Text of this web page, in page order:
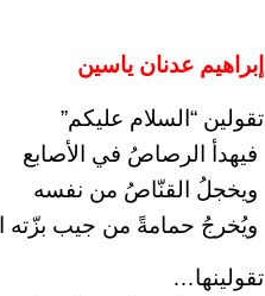
إبراهيم عدنان ياسين
تقولين “السلام عليكم”
فيهدأ الرصاصُ في الأصابع
ويخجلُ القنّاصُ من نفسه
ويُخرجُ حمامةً من جيب بزّته
تقولينها…